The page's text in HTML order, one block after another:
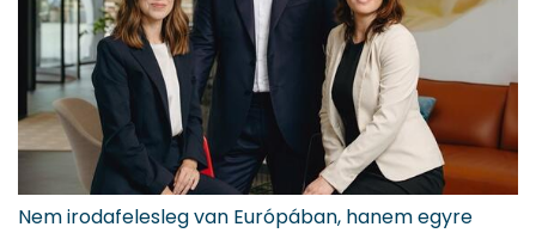
Nem irodafelesleg van Európában, hanem egyre